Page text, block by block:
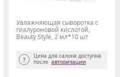
Увлажняющая сыворотка с
гиалуроновой кислотой,
Beauty Style, 2 мл*10 шт
Цена для салона доступна
после авторизации